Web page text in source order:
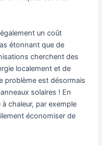
un coût
étonnant que de
cherchent des
localement et de
problème est désormais
solaires ! En
chaleur, par exemple
économiser de